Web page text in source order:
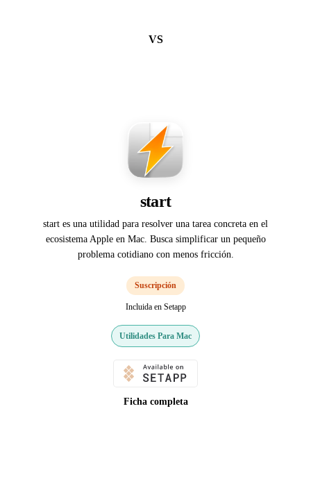
VS
start
start es una utilidad para resolver una tarea concreta en el
ecosistema Apple en Mac. Busca simplificar un pequeño
problema cotidiano con menos fricción.
Suscripción
Incluida en Setapp
Utilidades Para Mac
Ficha completa